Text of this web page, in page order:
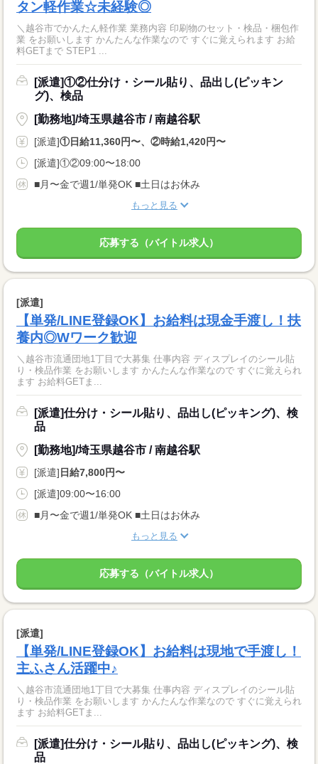
タン軽作業☆未経験◎
＼越谷市でかんたん軽作業 業務内容 印刷物のセット・検品・梱包作
業 をお願いします かんたんな作業なので すぐに覚えられます お給
料GETまで STEP1 ...
[派遣]①②仕分け・シール貼り、品出し(ピッキン
グ)、検品
[勤務地]/埼玉県越谷市 / 南越谷駅
[派遣]①日給11,360円〜、②時給1,420円〜
[派遣]①②09:00〜18:00
■月〜金で週1/単発OK ■土日はお休み
もっと見る
応募する（バイトル求人）
[派遣]
【単発/LINE登録OK】お給料は現金手渡し！扶
養内◎Wワーク歓迎
＼越谷市流通団地1丁目で大募集 仕事内容 ディスプレイのシール貼
り・検品作業 をお願いします かんたんな作業なので すぐに覚えられ
ます お給料GETま...
[派遣]仕分け・シール貼り、品出し(ピッキング)、検
品
[勤務地]/埼玉県越谷市 / 南越谷駅
[派遣] 日給7,800円〜
[派遣]09:00〜16:00
■月〜金で週1/単発OK ■土日はお休み
もっと見る
応募する（バイトル求人）
[派遣]
【単発/LINE登録OK】お給料は現地で手渡し！
主ふさん活躍中♪
＼越谷市流通団地1丁目で大募集 仕事内容 ディスプレイのシール貼
り・検品作業 をお願いします かんたんな作業なので すぐに覚えられ
ます お給料GETま...
[派遣]仕分け・シール貼り、品出し(ピッキング)、検
品